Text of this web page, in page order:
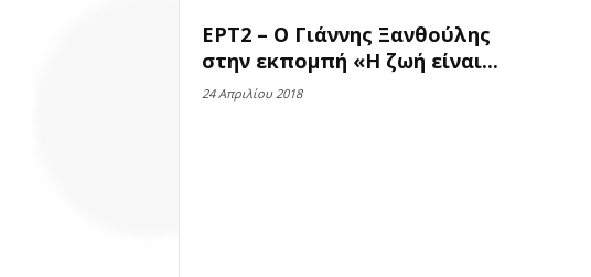
ΕΡΤ2 – Ο Γιάννης Ξανθούλης
στην εκπομπή «Η ζωή είναι...
24 Απριλίου 2018